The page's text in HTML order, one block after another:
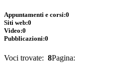
Appuntamenti e corsi:0
Siti web:0
Video:0
Pubblicazioni:0
Voci trovate: 8Pagina: